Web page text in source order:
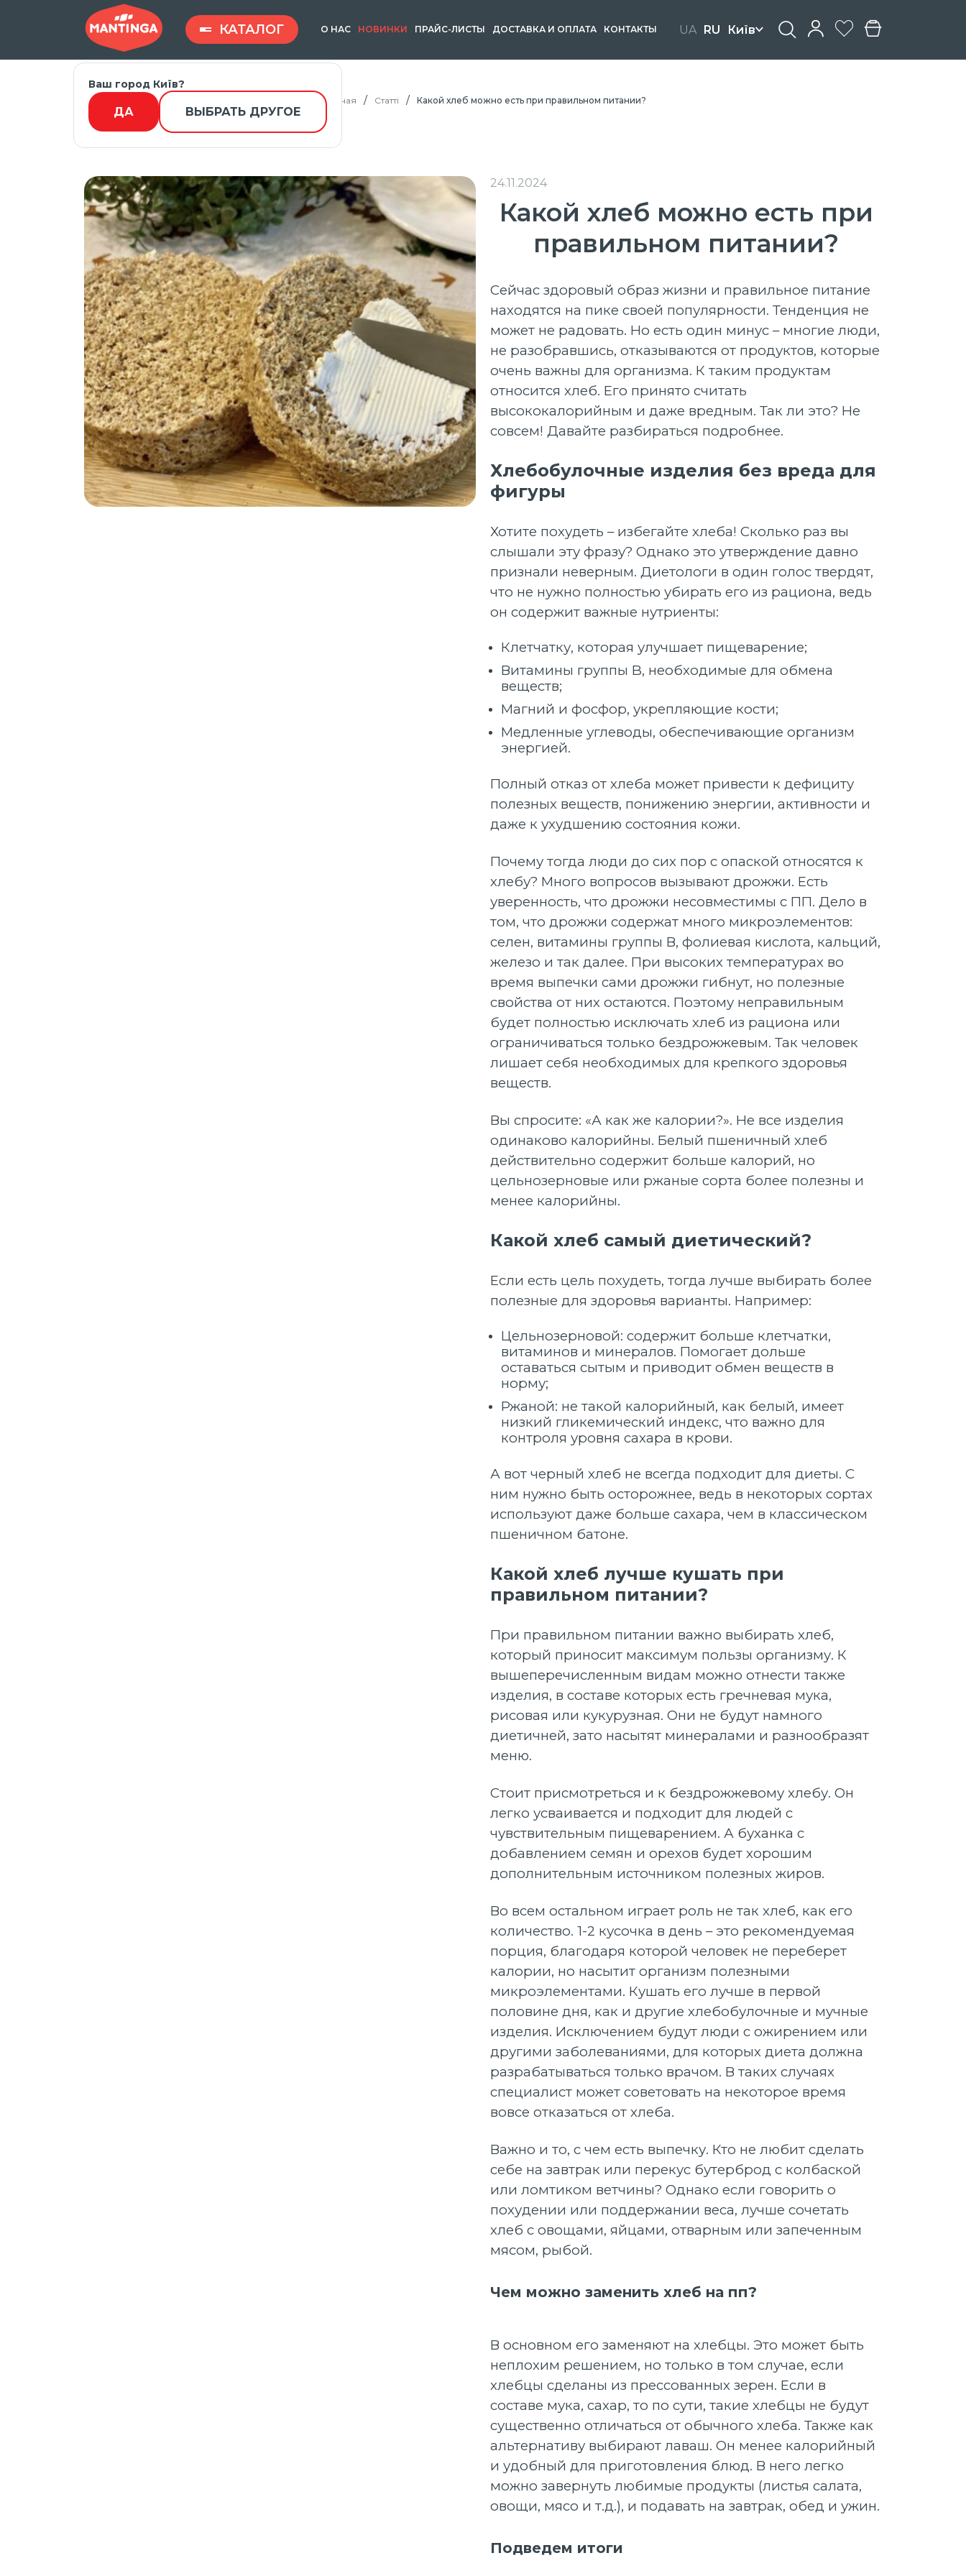
КАТАЛОГ О НАС НОВИНКИ ПРАЙС-ЛИСТЫ ДОСТАВКА И ОПЛАТА КОНТАКТЫ UA RU Київ
Ваш город Київ?
ДА ВЫБРАТЬ ДРУГОЕ
Введите запрос ...
Главная Статті Какой хлеб можно есть при правильном питании?
24.11.2024
Какой хлеб можно есть при
правильном питании?
Сейчас здоровый образ жизни и правильное питание
находятся на пике своей популярности. Тенденция не
может не радовать. Но есть один минус – многие люди,
не разобравшись, отказываются от продуктов, которые
очень важны для организма. К таким продуктам
относится хлеб. Его принято считать
высококалорийным и даже вредным. Так ли это? Не
совсем! Давайте разбираться подробнее.
Хлебобулочные изделия без вреда для
фигуры
Хотите похудеть – избегайте хлеба! Сколько раз вы
слышали эту фразу? Однако это утверждение давно
признали неверным. Диетологи в один голос твердят,
что не нужно полностью убирать его из рациона, ведь
он содержит важные нутриенты:
Клетчатку, которая улучшает пищеварение;
Витамины группы B, необходимые для обмена
веществ;
Магний и фосфор, укрепляющие кости;
Медленные углеводы, обеспечивающие организм
энергией.
Полный отказ от хлеба может привести к дефициту
полезных веществ, понижению энергии, активности и
даже к ухудшению состояния кожи.
Почему тогда люди до сих пор с опаской относятся к
хлебу? Много вопросов вызывают дрожжи. Есть
уверенность, что дрожжи несовместимы с ПП. Дело в
том, что дрожжи содержат много микроэлементов:
селен, витамины группы В, фолиевая кислота, кальций,
железо и так далее. При высоких температурах во
время выпечки сами дрожжи гибнут, но полезные
свойства от них остаются. Поэтому неправильным
будет полностью исключать хлеб из рациона или
ограничиваться только бездрожжевым. Так человек
лишает себя необходимых для крепкого здоровья
веществ.
Вы спросите: «А как же калории?». Не все изделия
одинаково калорийны. Белый пшеничный хлеб
действительно содержит больше калорий, но
цельнозерновые или ржаные сорта более полезны и
менее калорийны.
Какой хлеб самый диетический?
Если есть цель похудеть, тогда лучше выбирать более
полезные для здоровья варианты. Например:
Цельнозерновой: содержит больше клетчатки,
витаминов и минералов. Помогает дольше
оставаться сытым и приводит обмен веществ в
норму;
Ржаной: не такой калорийный, как белый, имеет
низкий гликемический индекс, что важно для
контроля уровня сахара в крови.
А вот черный хлеб не всегда подходит для диеты. С
ним нужно быть осторожнее, ведь в некоторых сортах
используют даже больше сахара, чем в классическом
пшеничном батоне.
Какой хлеб лучше кушать при
правильном питании?
При правильном питании важно выбирать хлеб,
который приносит максимум пользы организму. К
вышеперечисленным видам можно отнести также
изделия, в составе которых есть гречневая мука,
рисовая или кукурузная. Они не будут намного
диетичней, зато насытят минералами и разнообразят
меню.
Стоит присмотреться и к бездрожжевому хлебу. Он
легко усваивается и подходит для людей с
чувствительным пищеварением. А буханка с
добавлением семян и орехов будет хорошим
дополнительным источником полезных жиров.
Во всем остальном играет роль не так хлеб, как его
количество. 1-2 кусочка в день – это рекомендуемая
порция, благодаря которой человек не переберет
калории, но насытит организм полезными
микроэлементами. Кушать его лучше в первой
половине дня, как и другие хлебобулочные и мучные
изделия. Исключением будут люди с ожирением или
другими заболеваниями, для которых диета должна
разрабатываться только врачом. В таких случаях
специалист может советовать на некоторое время
вовсе отказаться от хлеба.
Важно и то, с чем есть выпечку. Кто не любит сделать
себе на завтрак или перекус бутерброд с колбаской
или ломтиком ветчины? Однако если говорить о
похудении или поддержании веса, лучше сочетать
хлеб с овощами, яйцами, отварным или запеченным
мясом, рыбой.
Чем можно заменить хлеб на пп?
В основном его заменяют на хлебцы. Это может быть
неплохим решением, но только в том случае, если
хлебцы сделаны из прессованных зерен. Если в
составе мука, сахар, то по сути, такие хлебцы не будут
существенно отличаться от обычного хлеба. Также как
альтернативу выбирают лаваш. Он менее калорийный
и удобный для приготовления блюд. В него легко
можно завернуть любимые продукты (листья салата,
овощи, мясо и т.д.), и подавать на завтрак, обед и ужин.
Подведем итоги